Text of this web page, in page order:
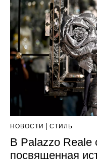
НОВОСТИ СТИЛЬ
В Palazzo Reale
посвященная